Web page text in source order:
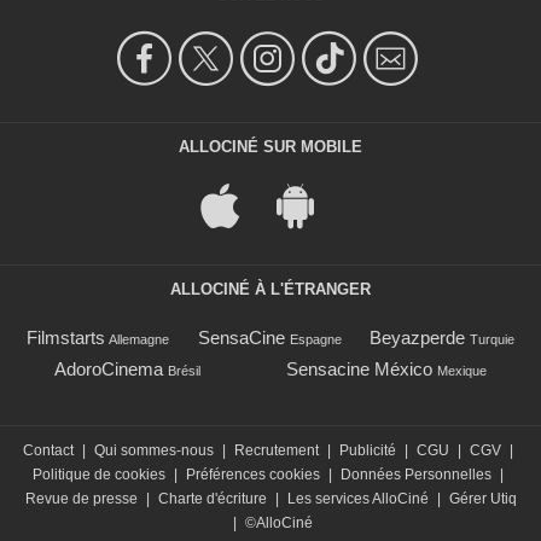
ALLOCINÉ SUR MOBILE
ALLOCINÉ À L'ÉTRANGER
Filmstarts Allemagne SensaCine Espagne Beyazperde Turquie
AdoroCinema Brésil Sensacine México Mexique
Contact | Qui sommes-nous | Recrutement | Publicité | CGU | CGV |
Politique de cookies | Préférences cookies | Données Personnelles |
Revue de presse
| Charte d'écriture | Les services AlloCiné | Gérer Utiq
| ©AlloCiné